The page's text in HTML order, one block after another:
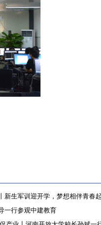
新生军训迎开学，梦想相伴青春
一行参观中建教育